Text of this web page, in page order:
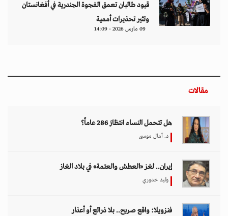
قيود طالبان تعمق الفجوة الجندرية في أفغانستان
وتثير تحذيرات أممية
09 مارس 2026 - 14:09
مقالات
هل تتحمل النساء انتظارَ 286 عاماً؟
د. آمال موسى
إيران.. لغز «العطش والعتمة» في بلاد الغاز
وليد خدوري
فنزويلا: واقع صريح.. بلا ذرائع أو أعذار